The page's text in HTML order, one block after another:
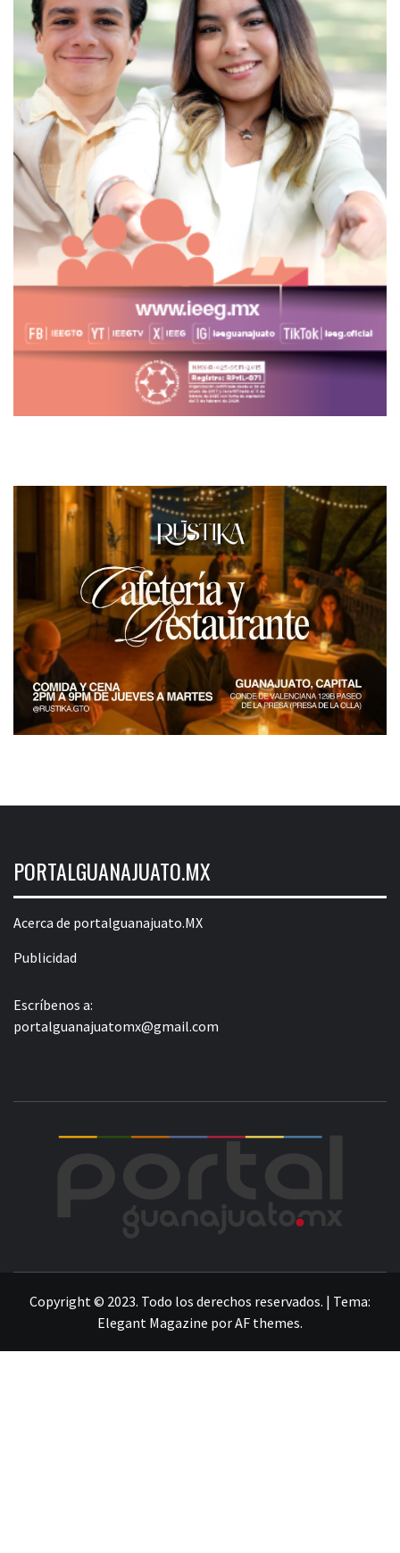
PORTALGUANAJUATO.MX
Acerca de portalguanajuato.MX
Publicidad
Escríbenos a:
portalguanajuatomx@gmail.com
Copyright © 2023. Todo los derechos reservados. | Tema:
Elegant Magazine porAF themes.